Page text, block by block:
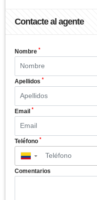
Contacte al agente
Nombre *
Apellidos *
Email *
Teléfono *
▼
Comentarios